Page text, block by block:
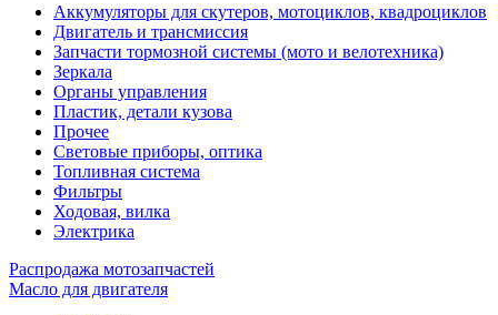
Аккумуляторы для скутеров, мотоциклов, квадроциклов
Двигатель и трансмиссия
Запчасти тормозной системы (мото и велотехника)
Зеркала
Органы управления
Пластик, детали кузова
Прочее
Световые приборы, оптика
Топливная система
Фильтры
Ходовая, вилка
Электрика
Распродажа мотозапчастей
Масло для двигателя